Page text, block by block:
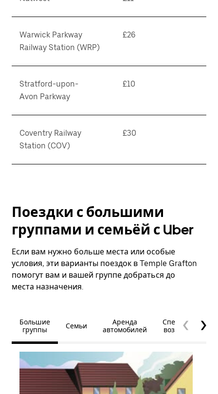
Warwick Parkway
Railway Station (WRP)
£26
Stratford-upon-
Avon Parkway
£10
Coventry Railway
Station (COV)
£30
Поездки с большими
группами и семьёй с Uber
Если вам нужно больше места или особые
условия, эти варианты поездок в Temple Grafton
помогут вам и вашей группе добраться до
места назначения.
Большие
группы
Семьи
Аренда
автомобилей
Специальные
возможности